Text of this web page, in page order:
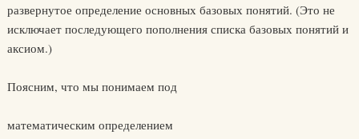
развернутое определение основных базовых понятий. (Это не
исключает последующего пополнения списка базовых понятий и
аксиом.)
Поясним, что мы понимаем под
математическим определением